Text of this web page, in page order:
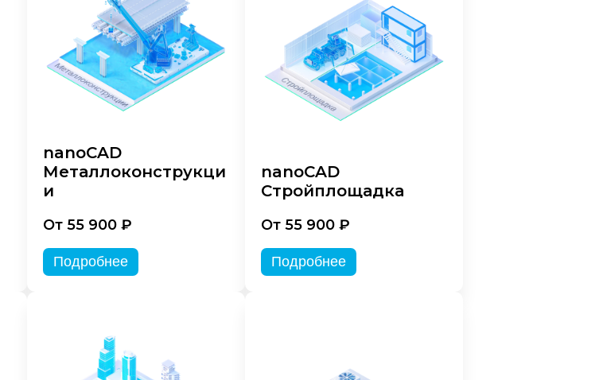
nanoCAD
Металлоконструкци
и
От 55 900 ₽
Подробнее
nanoCAD
Стройплощадка
От 55 900 ₽
Подробнее